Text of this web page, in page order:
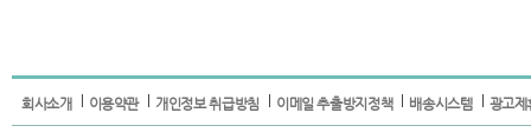
회사소개 이용약관 개인정보 취급방침 이메일 추출방지정책 배송시스템 광고